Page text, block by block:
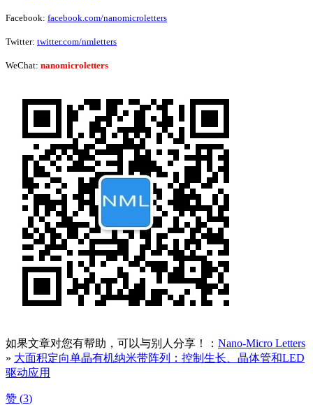
Facebook: facebook.com/nanomicroletters
Twitter: twitter.com/nmletters
WeChat: nanomicroletters
如果文章对您有帮助，可以与别人分享！： Nano-Micro Letters
» 大面积定向单晶有机纳米带阵列：控制生长、晶体管和LED
驱动应用
赞 (3)